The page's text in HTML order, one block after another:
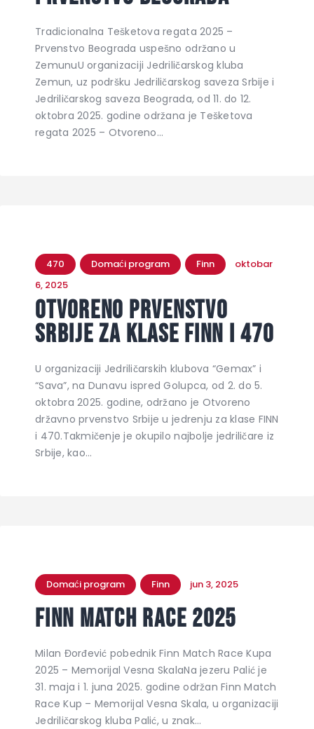
Tradicionalna Tešketova regata 2025 –
Prvenstvo Beograda uspešno održano u
ZemunuU organizaciji Jedriličarskog kluba
Zemun, uz podršku Jedriličarskog saveza Srbije i
Jedriličarskog saveza Beograda, od 11. do 12.
oktobra 2025. godine održana je Tešketova
regata 2025 – Otvoreno…
470 Domaći program Finn
oktobar
6, 2025
Otvoreno prvenstvo
Srbije za klase FINN i 470
U organizaciji Jedriličarskih klubova “Gemax” i
“Sava”, na Dunavu ispred Golupca, od 2. do 5.
oktobra 2025. godine, održano je Otvoreno
državno prvenstvo Srbije u jedrenju za klase FINN
i 470.Takmičenje je okupilo najbolje jedriličare iz
Srbije, kao…
Domaći program Finn jun 3, 2025
Finn Match Race 2025
Milan Đorđević pobednik Finn Match Race Kupa
2025 – Memorijal Vesna SkalaNa jezeru Palić je
31. maja i 1. juna 2025. godine održan Finn Match
Race Kup – Memorijal Vesna Skala, u organizaciji
Jedriličarskog kluba Palić, u znak…